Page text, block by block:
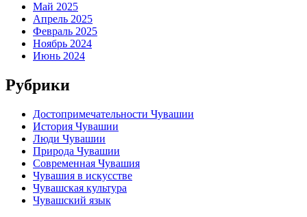
Май 2025
Апрель 2025
Февраль 2025
Ноябрь 2024
Июнь 2024
Рубрики
Достопримечательности Чувашии
История Чувашии
Люди Чувашии
Природа Чувашии
Современная Чувашия
Чувашия в искусстве
Чувашская культура
Чувашский язык